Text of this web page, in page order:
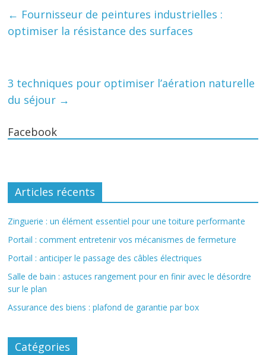
← Fournisseur de peintures industrielles :
optimiser la résistance des surfaces
3 techniques pour optimiser l’aération naturelle
du séjour →
Facebook
Articles récents
Zinguerie : un élément essentiel pour une toiture performante
Portail : comment entretenir vos mécanismes de fermeture
Portail : anticiper le passage des câbles électriques
Salle de bain : astuces rangement pour en finir avec le désordre
sur le plan
Assurance des biens : plafond de garantie par box
Catégories